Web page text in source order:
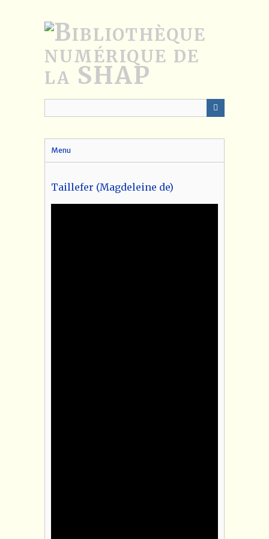
Menu
Taillefer (Magdeleine de)